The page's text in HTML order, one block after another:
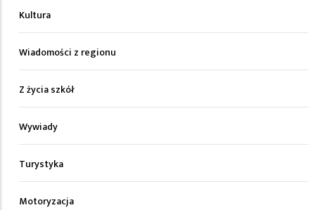
Kultura
Wiadomości z regionu
Z życia szkół
Wywiady
Turystyka
Motoryzacja